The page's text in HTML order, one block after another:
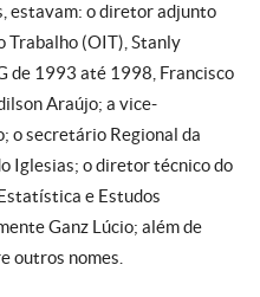
estavam: o diretor adjunto
Trabalho (OIT), Stanly
de 1993 até 1998, Francisco
Araújo; a vice-
o secretário Regional da
Iglesias; o diretor técnico do
e Estudos
Ganz Lúcio; além de
outros nomes.